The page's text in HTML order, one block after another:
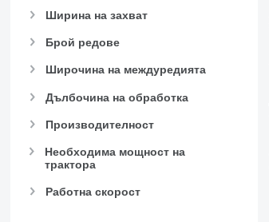
Ширина на захват
Брой редове
Широчина на междуредията
Дълбочина на обработка
Производителност
Необходима мощност на
трактора
Работна скорост